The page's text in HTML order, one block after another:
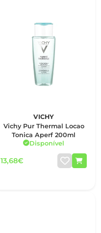
VICHY
Vichy Pur Thermal Locao
Tonica Aperf 200ml
Disponível
13,68€